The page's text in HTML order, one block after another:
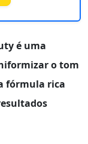
é uma
o tom
fórmula rica